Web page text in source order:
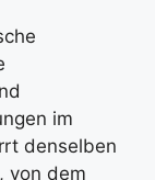
im
denselben
von dem